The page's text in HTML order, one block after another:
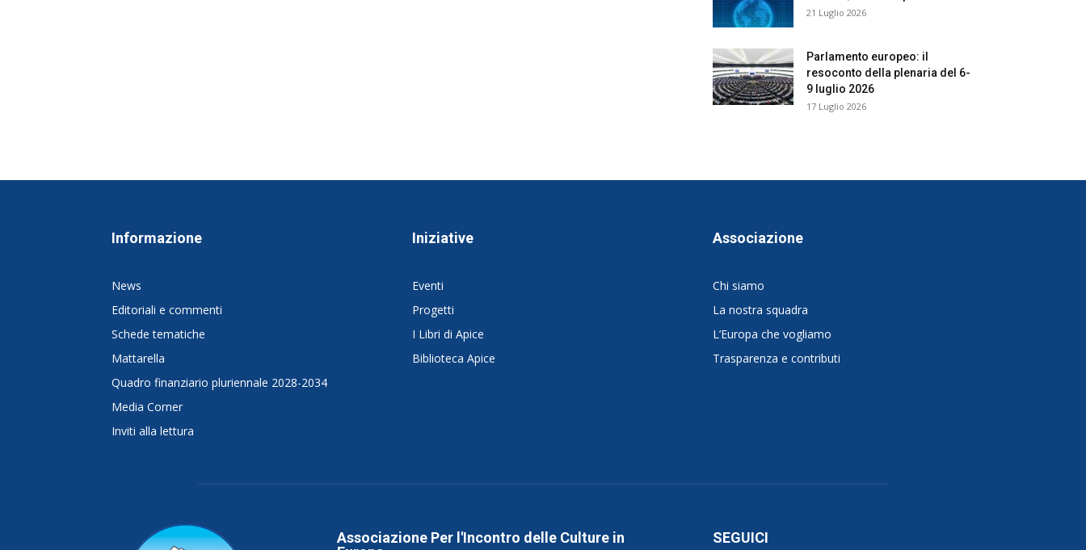
21 Luglio 2026
Parlamento europeo: il
resoconto della plenaria del 6-
9 luglio 2026
17 Luglio 2026
Informazione
News
Editoriali e commenti
Schede tematiche
Mattarella
Quadro finanziario pluriennale 2028-2034
Media Corner
Inviti alla lettura
Iniziative
Eventi
Progetti
I Libri di Apice
Biblioteca Apice
Associazione
Chi siamo
La nostra squadra
L’Europa che vogliamo
Trasparenza e contributi
Associazione Per l'Incontro delle Culture in
SEGUICI